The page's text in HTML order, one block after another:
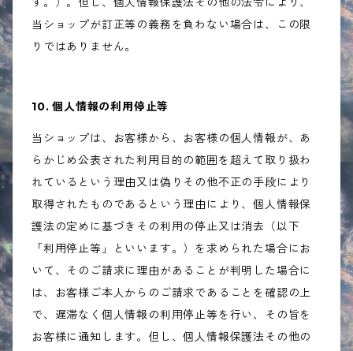
当ショップが訂正等の義務を負わない場合は、この限
りではありません。
10. 個人情報の利用停止等
当ショップは、お客様から、お客様の個人情報が、あ
らかじめ公表された利用目的の範囲を超えて取り扱わ
れているという理由又は偽りその他不正の手段により
取得されたものであるという理由により、個人情報保
護法の定めに基づきその利用の停止又は消去（以下
「利用停止等」といいます。）を求められた場合にお
いて、そのご請求に理由があることが判明した場合に
は、お客様ご本人からのご請求であることを確認の上
で、遅滞なく個人情報の利用停止等を行い、その旨を
お客様に通知します。但し、個人情報保護法その他の